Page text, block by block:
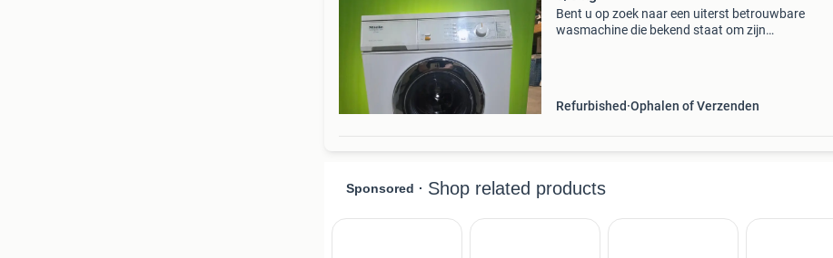
Bent u op zoek naar een uiterst betrouwbare
wasmachine die bekend staat om zijn
Refurbished Ophalen of Verzenden